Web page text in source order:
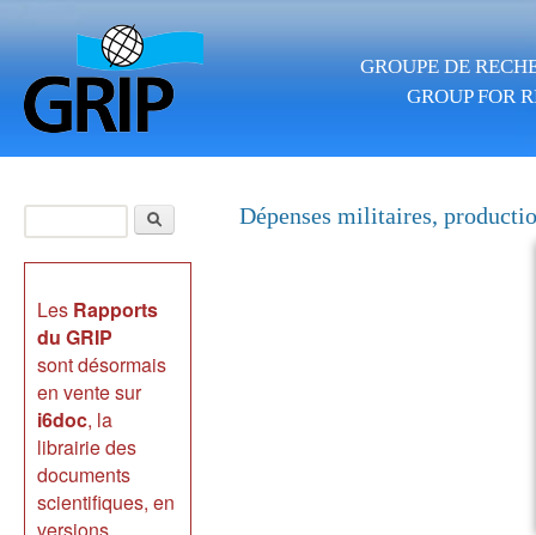
GROUPE DE
GROUP FOR
Dépenses militaires,
Formulaire de
recherche
Les Rapports
du GRIP
sont désormais
en vente sur
i6doc, la
librairie des
documents
scientifiques, en